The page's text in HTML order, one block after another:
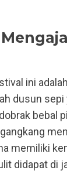
ini
dusun sepi
bebal
memiliki
didapat di